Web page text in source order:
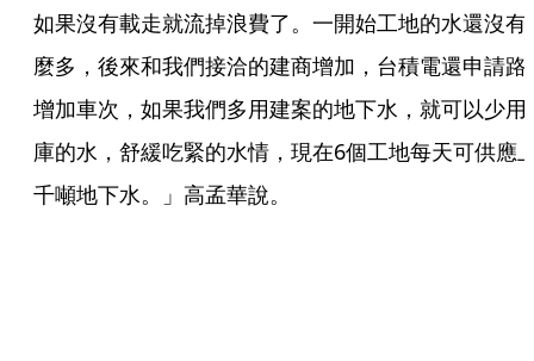
如果沒有載走就流掉浪費了。一開始工地的水還沒有
麼多，後來和我們接洽的建商增加，台積電還申請路
增加車次，如果我們多用建案的地下水，就可以少用
庫的水，舒緩吃緊的水情，現在6個工地每天可供應
千噸地下水。」高孟華說。